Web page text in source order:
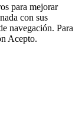
para mejorar
con sus
navegación. Para
Acepto.